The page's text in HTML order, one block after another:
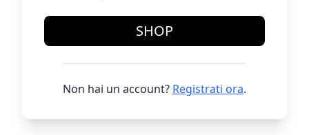
SHOP
Non hai un account? Registrati ora.